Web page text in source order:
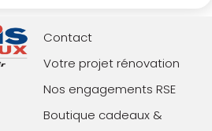
Contact
Votre projet rénovation
Nos engagements RSE
Boutique cadeaux &